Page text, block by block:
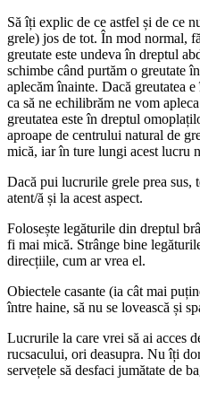
Să îți explic de ce astfel și de ce
grele) jos de tot. În mod normal,
greutate este undeva în dreptul
schimbe când purtăm o greutate
aplecăm înainte. Dacă greutatea
ca să ne echilibrăm ne vom
greutatea este în dreptul
aproape de centrului natural de
mică, iar în ture lungi acest lucru
Dacă pui lucrurile grele prea sus,
atent/ă și la acest aspect.
Folosește legăturile din dreptul
fi mai mică. Strânge bine
direcțiile, cum ar vrea el.
Obiectele casante (ia cât mai
între haine, să nu se lovească și
Lucrurile la care vrei să ai acces
rucsacului, ori deasupra. Nu îți
servețele să desfaci jumătate de